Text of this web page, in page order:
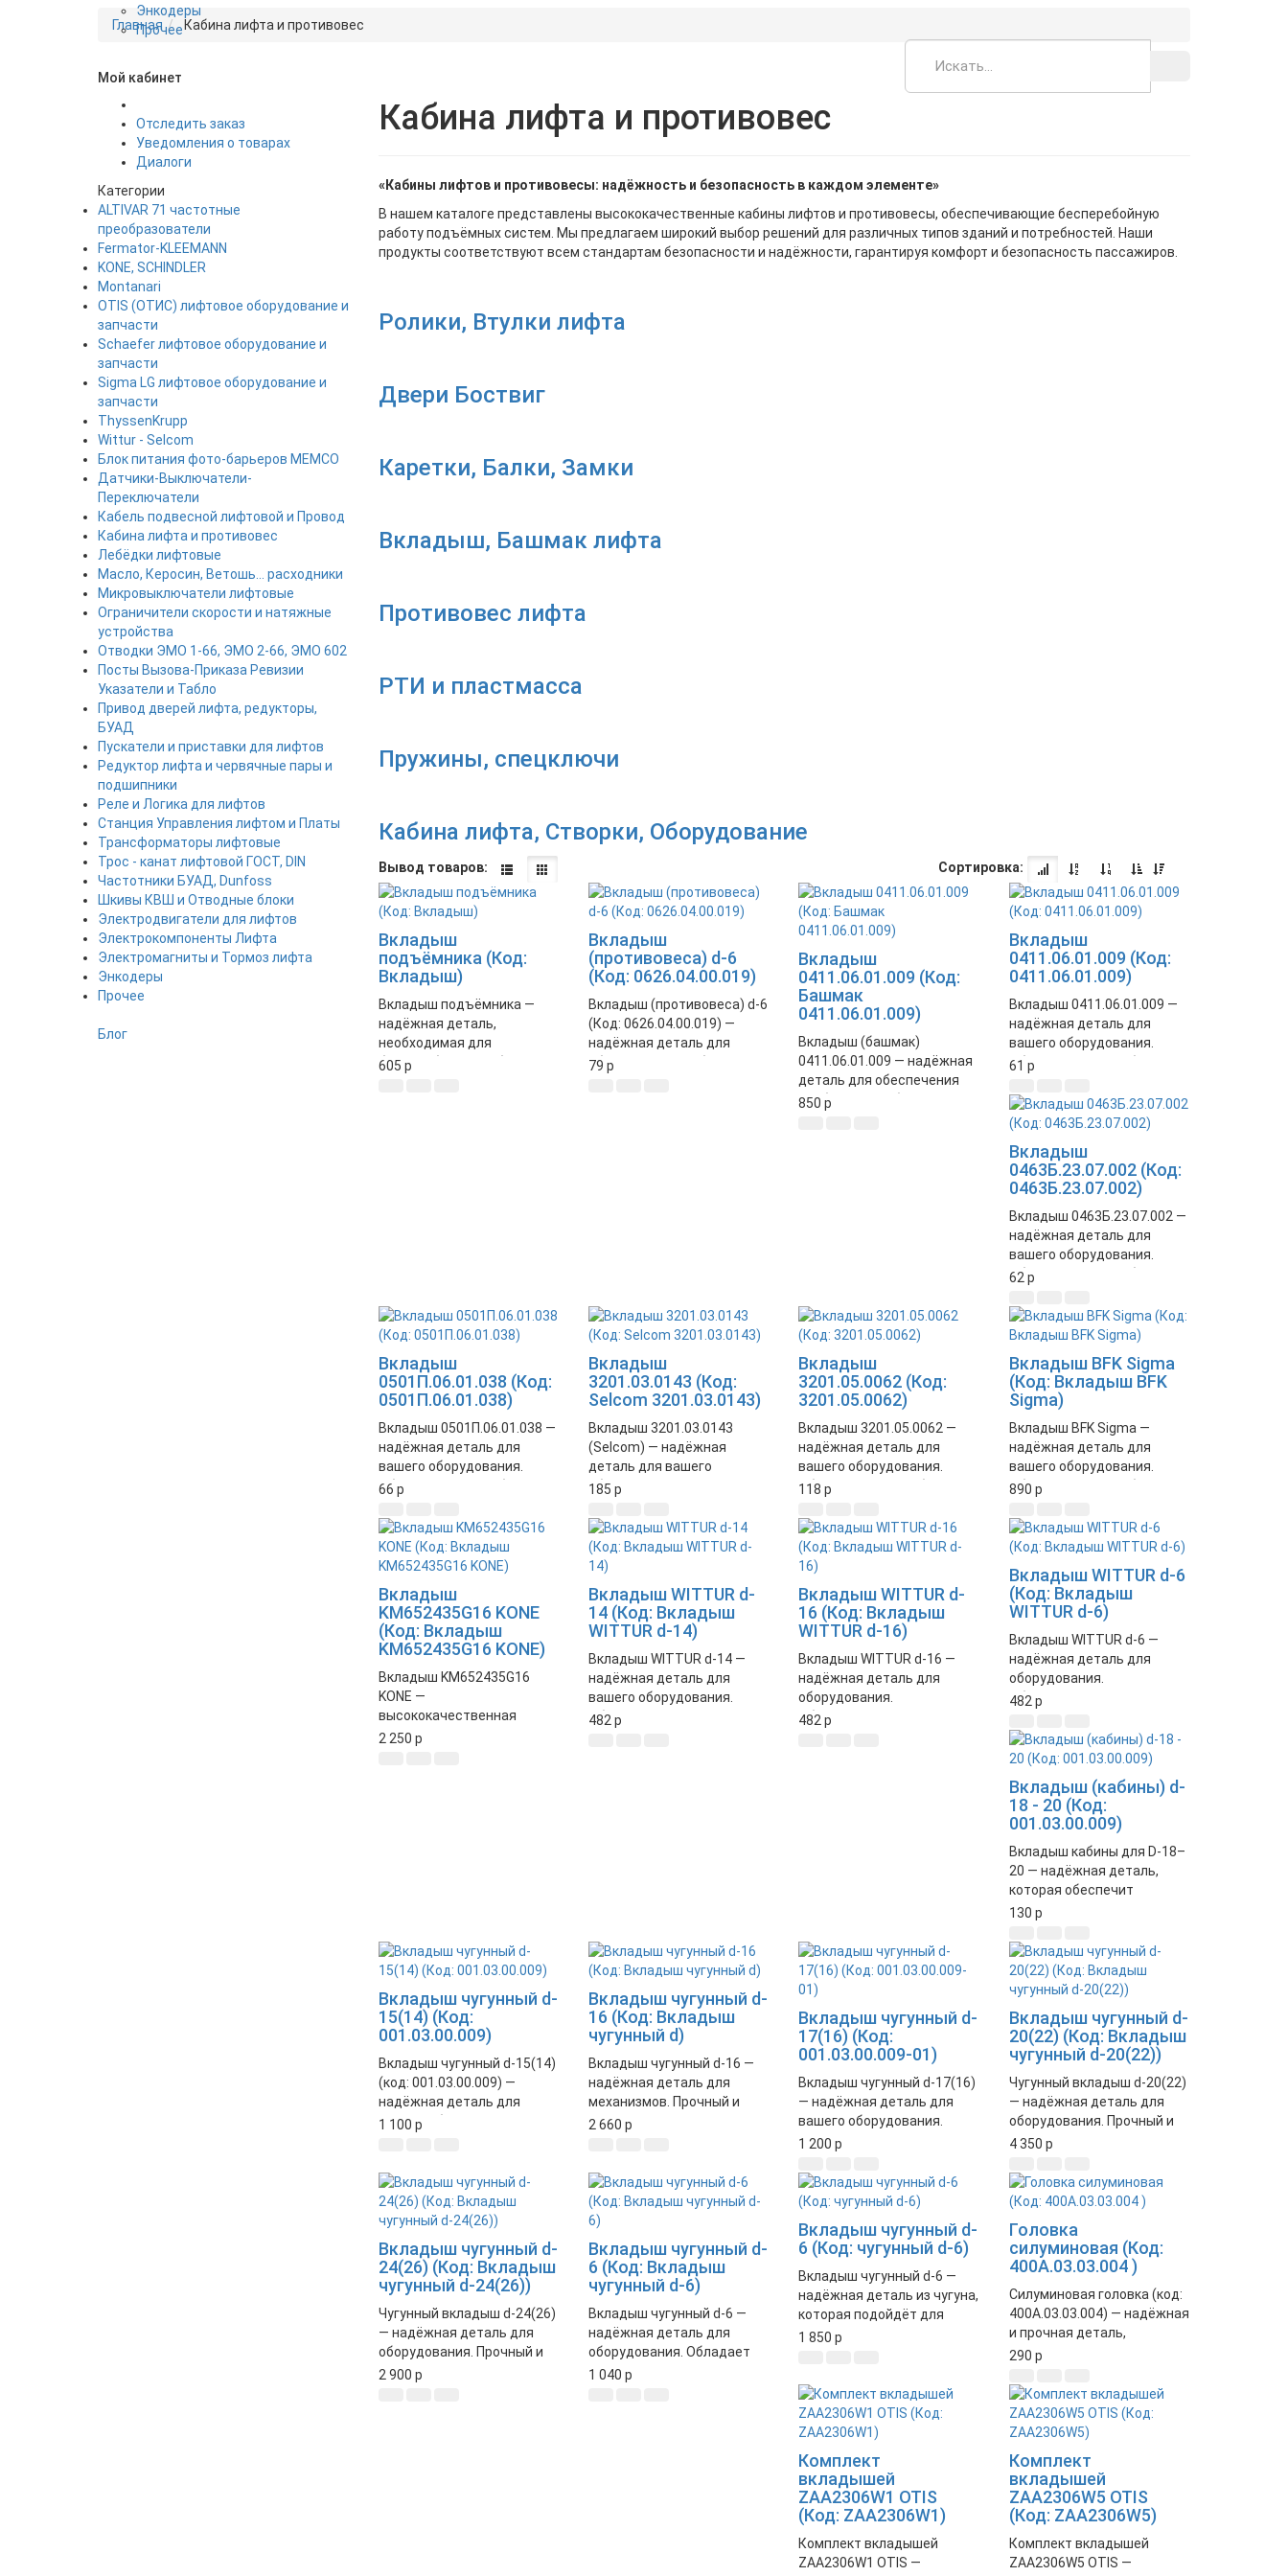
Энкодеры
Прочее
Главная Кабина лифта и противовес
Мой кабинет
Отследить заказ
Уведомления о товарах
Диалоги
Категории
ALTIVAR 71 частотные
преобразователи
Fermator-KLEEMANN
KONE, SCHINDLER
Montanari
OTIS (ОТИС) лифтовое оборудование и
запчасти
Schaefer лифтовое оборудование и
запчасти
Sigma LG лифтовое оборудование и
запчасти
ThyssenKrupp
Wittur - Selcom
Блок питания фото-барьеров MEMCO
Датчики-Выключатели-
Переключатели
Кабель подвесной лифтовой и Провод
Кабина лифта и противовес
Лебёдки лифтовые
Масло, Керосин, Ветошь... расходники
Микровыключатели лифтовые
Ограничители скорости и натяжные
устройства
Отводки ЭМО 1-66, ЭМО 2-66, ЭМО 602
Посты Вызова-Приказа Ревизии
Указатели и Табло
Привод дверей лифта, редукторы,
БУАД
Пускатели и приставки для лифтов
Редуктор лифта и червячные пары и
подшипники
Реле и Логика для лифтов
Станция Управления лифтом и Платы
Трансформаторы лифтовые
Трос - канат лифтовой ГОСТ, DIN
Частотники БУАД, Dunfoss
Шкивы КВШ и Отводные блоки
Электродвигатели для лифтов
Электрокомпоненты Лифта
Электромагниты и Тормоз лифта
Энкодеры
Прочее
Блог
Кабина лифта и противовес
«Кабины лифтов и противовесы: надёжность и безопасность в каждом элементе»
В нашем каталоге представлены высококачественные кабины лифтов и противовесы, обеспечивающие бесперебойную
работу подъёмных систем. Мы предлагаем широкий выбор решений для различных типов зданий и потребностей. Наши
продукты соответствуют всем стандартам безопасности и надёжности, гарантируя комфорт и безопасность пассажиров.
Ролики, Втулки лифта
Двери Боствиг
Каретки, Балки, Замки
Вкладыш, Башмак лифта
Противовес лифта
РТИ и пластмасса
Пружины, спецключи
Кабина лифта, Створки, Оборудование
Вывод товаров: Сортировка:
Вкладыш
подъёмника (Код:
Вкладыш)
Вкладыш подъёмника —
надёжная деталь,
необходимая для
бесперебойной работы
605 p
Вкладыш
(противовеса) d-6
(Код: 0626.04.00.019)
Вкладыш (противовеса) d-6
(Код: 0626.04.00.019) —
надёжная деталь для
обеспечения стабильной
79 p
Вкладыш
0411.06.01.009 (Код:
Башмак
0411.06.01.009)
Вкладыш (башмак)
0411.06.01.009 — надёжная
деталь для обеспечения
стабильной работы вашего
850p
Вкладыш
0411.06.01.009 (Код:
0411.06.01.009)
Вкладыш 0411.06.01.009 —
надёжная деталь для
вашего оборудования.
Обеспечивает стабильную
системы.
61 p
Вкладыш
0463Б.23.07.002 (Код:
0463Б.23.07.002)
Вкладыш 0463Б.23.07.002 —
надёжная деталь для
вашего оборудования.
Обеспечивает стабильную
системы.
62 p
Вкладыш
0501П.06.01.038 (Код:
0501П.06.01.038)
Вкладыш 0501П.06.01.038 —
надёжная деталь для
вашего оборудования.
Обеспечивает стабильную
системы.
66 p
Вкладыш
3201.03.0143 (Код:
Selcom 3201.03.0143)
Вкладыш 3201.03.0143
(Selcom) — надёжная
деталь для вашего
оборудования. Высокое
185 p
Вкладыш
3201.05.0062 (Код:
3201.05.0062)
Вкладыш 3201.05.0062 —
надёжная деталь для
вашего оборудования.
Обеспечивает стабильную
Высокое качество и
долговечность.
118p
Вкладыш BFK Sigma
(Код: Вкладыш BFK
Sigma)
Вкладыш BFK Sigma —
надёжная деталь для
вашего оборудования.
Обеспечивает стабильную
Идеально подходит для
требовательных условий
890 p
Вкладыш
KM652435G16 KONE
(Код: Вкладыш
KM652435G16 KONE)
Вкладыш KM652435G16
KONE —
высококачественная
деталь для лифтовых
2 250 p
Вкладыш WITTUR d-
14 (Код: Вкладыш
WITTUR d-14)
Вкладыш WITTUR d-14 —
надёжная деталь для
вашего оборудования.
Обеспечивает
482 p
Вкладыш WITTUR d-
16 (Код: Вкладыш
WITTUR d-16)
Вкладыш WITTUR d-16 —
надёжная деталь для
оборудования.
Обеспечивает
482p
Вкладыш WITTUR d-6
(Код: Вкладыш
WITTUR d-6)
Вкладыш WITTUR d-6 —
надёжная деталь для
оборудования.
Обеспечивает
стабильную работу
механизмов. Идеально
изношенных частей.
482 p
Вкладыш (кабины) d-
18 - 20 (Код:
001.03.00.009)
Вкладыш кабины для D-18–
20 — надёжная деталь,
которая обеспечит
герметичность и комфорт в
001.03.00.009.
130 p
Вкладыш чугунный d-
15(14) (Код:
001.03.00.009)
Вкладыш чугунный d-15(14)
(код: 001.03.00.009) —
надёжная деталь для
вашего оборудования.
стабильную работу
механизмов.
1 100 p
Вкладыш чугунный d-
16 (Код: Вкладыш
чугунный d)
Вкладыш чугунный d-16 —
надёжная деталь для
механизмов. Прочный и
долговечный материал
2 660 p
Вкладыш чугунный d-
17(16) (Код:
001.03.00.009-01)
Вкладыш чугунный d-17(16)
— надёжная деталь для
вашего оборудования.
Идеально подходит для
механизмах.
1 200p
Вкладыш чугунный d-
20(22) (Код: Вкладыш
чугунный d-20(22))
Чугунный вкладыш d-20(22)
— надёжная деталь для
оборудования. Прочный и
долговечный материал
работу механизмов.
4 350 p
Вкладыш чугунный d-
24(26) (Код: Вкладыш
чугунный d-24(26))
Чугунный вкладыш d-24(26)
— надёжная деталь для
оборудования. Прочный и
долговечный материал
2 900 p
Вкладыш чугунный d-
6 (Код: Вкладыш
чугунный d-6)
Вкладыш чугунный d-6 —
надёжная деталь для
оборудования. Обладает
высокой прочностью и
1 040 p
Вкладыш чугунный d-
6 (Код: чугунный d-6)
Вкладыш чугунный d-6 —
надёжная деталь из чугуна,
которая подойдёт для
различных механизмов и
1 850p
Головка
силуминовая (Код:
400А.03.03.004 )
Силуминовая головка (код:
400А.03.03.004) — надёжная
и прочная деталь,
изготовленная из
Идеально подходит для
различных механизмов.
290 p
Комплект
вкладышей
ZAA2306W1 OTIS
(Код: ZAA2306W1)
Комплект вкладышей
ZAA2306W1 OTIS —
Комплект
вкладышей
ZAA2306W5 OTIS
(Код: ZAA2306W5)
Комплект вкладышей
ZAA2306W5 OTIS —